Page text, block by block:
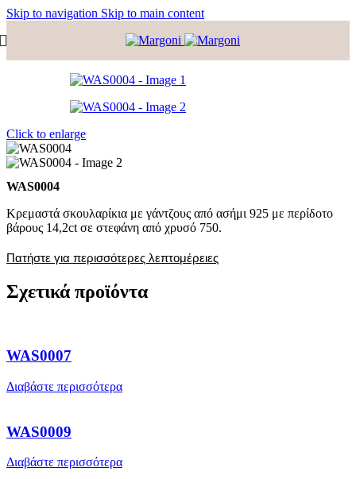
Skip to navigation Skip to main content
Click to enlarge
WAS0004
Κρεμαστά σκουλαρίκια με γάντζους από ασήμι 925 με περίδοτο
βάρους 14,2ct σε στεφάνη από χρυσό 750.
Πατήστε για περισσότερες λεπτομέρειες
Σχετικά προϊόντα
WAS0007
Διαβάστε περισσότερα
WAS0009
Διαβάστε περισσότερα